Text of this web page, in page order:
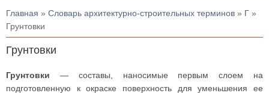
Вы здесь
Главная » Словарь архитектурно-строительных терминов » Г »
Грунтовки
Грунтовки
Грунтовки — составы, наносимые первым слоем на
подготовленную к окраске поверхность для уменьшения ее